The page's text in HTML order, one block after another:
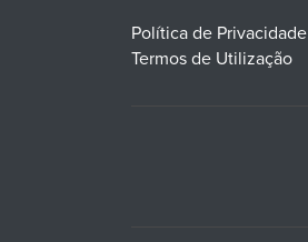
Política de Privacidade
Termos de Utilização